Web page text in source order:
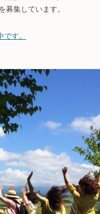
集しています。
す。